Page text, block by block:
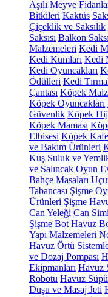
Aşılı Meyve
Bitkileri Kaktüs
Çiçeklik ve Saksılık
Saksısı Balkon
Malzemeleri Kedi
Kedi Kumları Kedi
Kedi Oyuncakları
Ödülleri Kedi
Çantası Köpek
Köpek Oyuncakları
Güvenlik Köpek
Köpek Maması
Elbisesi Köpek
ve Bakım Ürünleri
Kuş Suluk ve
ve Salıncak Oyun
Bahçe Masaları
Tabancası Şişme
Ürünleri Şişme
Can Yeleği Can
Şişme Bot Havuz
Yapı Malzemeleri
Havuz Örtü
ve Dozaj Pompası
Ekipmanları Havuz
Robotu Havuz
Duşu ve Masaj Jeti